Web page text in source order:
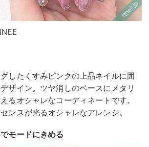
したくすみピンクの上品ネイルに囲
ザイン。ツヤ消しのベースにメタリ
るオシャレなコーディネートです。
ンスが光るオシャレなアレンジ。
モードにきめる